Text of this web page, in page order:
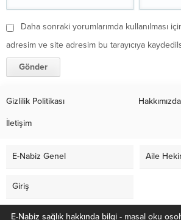
Daha sonraki yorumlarımda kullanılması
adresim ve site adresim bu tarayıcıya
Gizlilik Politikası Hakkımızda
İletişim
E-Nabiz Genel Aile
Giriş
E-Nabiz sağlık hakkında bilgi - masal oku